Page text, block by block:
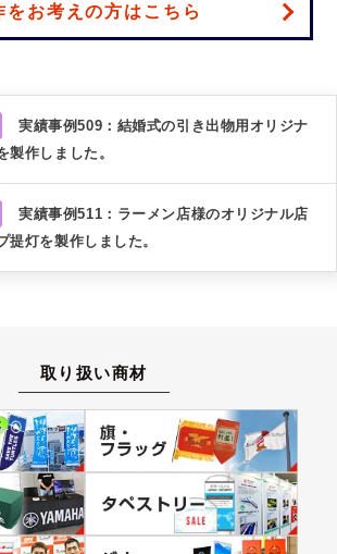
をお考えの方はこちら
実績事例509：結婚式の引き出物用オリジナ
製作しました。
実績事例511：ラーメン店様のオリジナル店
提灯を製作しました。
取り扱い商材